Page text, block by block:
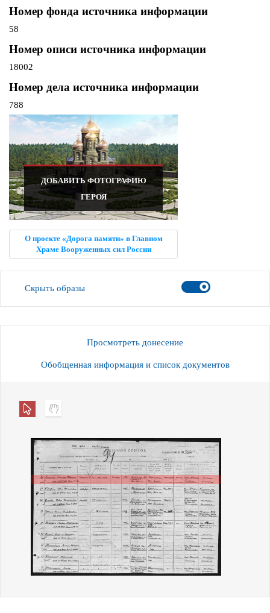
Номер фонда источника информации
58
Номер описи источника информации
18002
Номер дела источника информации
788
ДОБАВИТЬ ФОТОГРАФИЮ
ГЕРОЯ
О проекте «Дорога памяти» в Главном
Храме Вооруженных сил России
Скрыть образы
Просмотреть донесение
Обобщенная информация и список документов